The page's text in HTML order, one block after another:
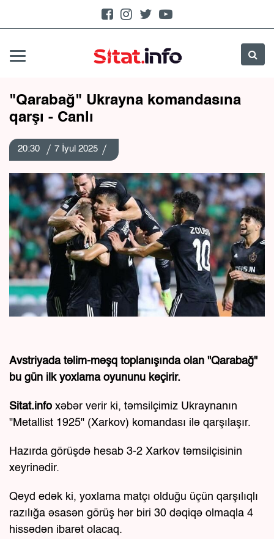
"Qarabağ" Ukrayna komandasına
qarşı - Canlı
20:30 7 İyul 2025
Avstriyada təlim-məşq toplanışında olan "Qarabağ"
bu gün ilk yoxlama oyununu keçirir.
Sitat.info xəbər verir ki, təmsilçimiz Ukraynanın
"Metallist 1925" (Xarkov) komandası ilə qarşılaşır.
Hazırda görüşdə hesab 3-2 Xarkov təmsilçisinin
xeyrinədir.
Qeyd edək ki, yoxlama matçı olduğu üçün qarşılıqlı
razılığa əsasən görüş hər biri 30 dəqiqə olmaqla 4
hissədən ibarət olacaq.